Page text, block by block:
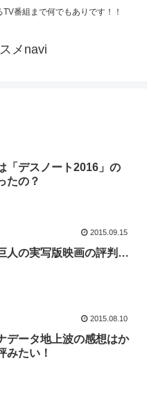
番組まで何でもありです！！
メnavi
「デスノート2016」の
たの？
2015.09.15
人の実写版映画の評判…
2015.08.10
データ地上波の感想はか
みたい！